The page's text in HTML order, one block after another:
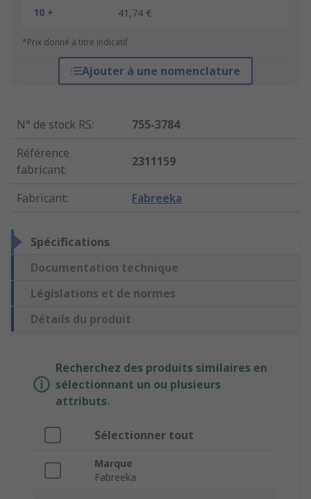
10 +
41,74 €
*Prix donné à titre indicatif
Ajouter à une nomenclature
N° de stock RS:
755-3784
Référence
fabricant:
2311159
Fabricant: Fabreeka
Spécifications
Documentation technique
Législations et de normes
Détails du produit
Recherchez des produits similaires en
sélectionnant un ou plusieurs
attributs.
Sélectionner tout
Marque
Fabreeka